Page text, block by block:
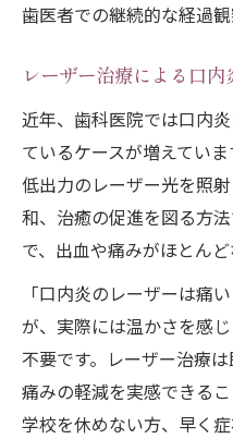
歯医者での継続的な経過観
レーザー治療による口
近年、歯科医院では口内
ているケースが増えてい
低出力のレーザー光を照
和、治癒の促進を図る方
で、出血や痛みがほとんど
「口内炎のレーザーは痛
が、実際には温かさを感
不要です。レーザー治療
痛みの軽減を実感できる
学校を休めない方、早く